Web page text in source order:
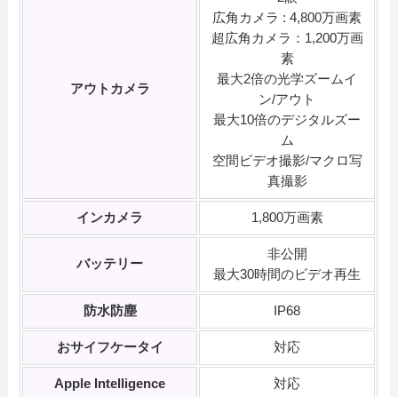
アウトカメラ
広角カメラ : 4,800万画素
超広角カメラ：1,200万画
素
最大2倍の光学ズームイ
ン/アウト
最大10倍のデジタルズー
ム
空間ビデオ撮影/マクロ写
真撮影
インカメラ 1,800万画素
バッテリー
非公開
最大30時間のビデオ再生
防水防塵 IP68
おサイフケータイ 対応
Apple Intelligence 対応